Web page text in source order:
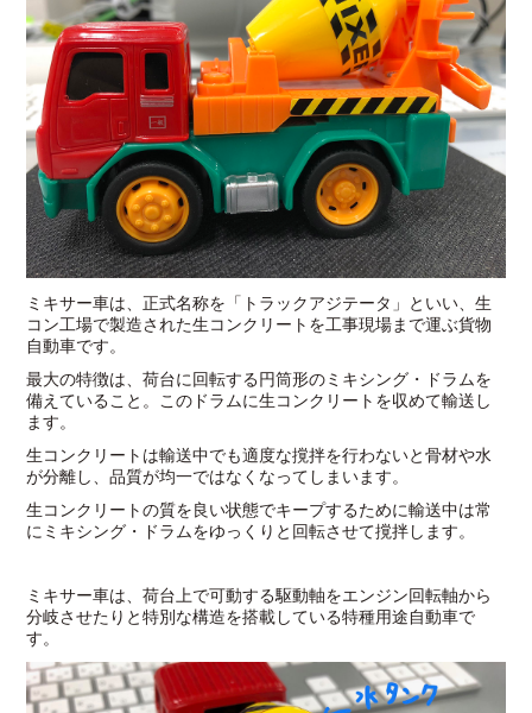
ミキサー車は、正式名称を「トラックアジテータ」といい、生
コン工場で製造された生コンクリートを工事現場まで運ぶ貨物
自動車です。
最大の特徴は、荷台に回転する円筒形のミキシング・ドラムを
備えていること。このドラムに生コンクリートを収めて輸送し
ます。
生コンクリートは輸送中でも適度な撹拌を行わないと骨材や水
が分離し、品質が均一ではなくなってしまいます。
生コンクリートの質を良い状態でキープするために輸送中は常
にミキシング・ドラムをゆっくりと回転させて撹拌します。
ミキサー車は、荷台上で可動する駆動軸をエンジン回転軸から
分岐させたりと特別な構造を搭載している特種用途自動車で
す。